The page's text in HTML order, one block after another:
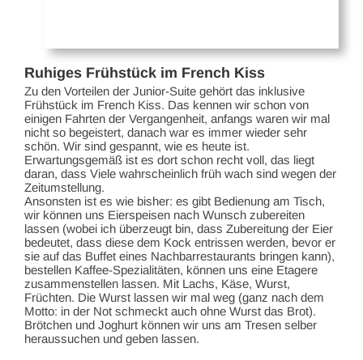
Ruhiges Frühstück im French Kiss
Zu den Vorteilen der Junior-Suite gehört das inklusive
Frühstück im French Kiss. Das kennen wir schon von
einigen Fahrten der Vergangenheit, anfangs waren wir mal
nicht so begeistert, danach war es immer wieder sehr
schön. Wir sind gespannt, wie es heute ist.
Erwartungsgemäß ist es dort schon recht voll, das liegt
daran, dass Viele wahrscheinlich früh wach sind wegen der
Zeitumstellung.
Ansonsten ist es wie bisher: es gibt Bedienung am Tisch,
wir können uns Eierspeisen nach Wunsch zubereiten
lassen (wobei ich überzeugt bin, dass Zubereitung der Eier
bedeutet, dass diese dem Kock entrissen werden, bevor er
sie auf das Buffet eines Nachbarrestaurants bringen kann),
bestellen Kaffee-Spezialitäten, können uns eine Etagere
zusammenstellen lassen. Mit Lachs, Käse, Wurst,
Früchten. Die Wurst lassen wir mal weg (ganz nach dem
Motto: in der Not schmeckt auch ohne Wurst das Brot).
Brötchen und Joghurt können wir uns am Tresen selber
heraussuchen und geben lassen.